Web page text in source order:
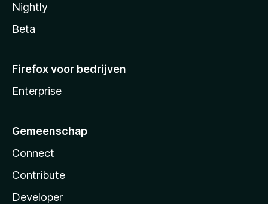
Nightly
Beta
Firefox voor bedrijven
Enterprise
Gemeenschap
Connect
Contribute
Developer